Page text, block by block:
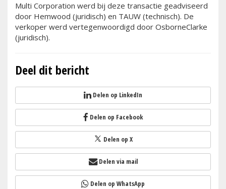
Multi Corporation werd bij deze transactie geadviseerd
door Hemwood (juridisch) en TAUW (technisch). De
verkoper werd vertegenwoordigd door OsborneClarke
(juridisch).
Deel dit bericht
Delen op LinkedIn
Delen op Facebook
Delen op X
Delen via mail
Delen op WhatsApp